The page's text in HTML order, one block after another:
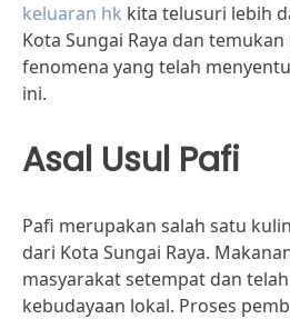
keluaran hk kita telusuri lebih
Kota Sungai Raya dan
fenomena yang telah
ini.
Asal Usul Pafi
Pafi merupakan salah satu
dari Kota Sungai Raya.
masyarakat setempat dan
kebudayaan lokal. Proses